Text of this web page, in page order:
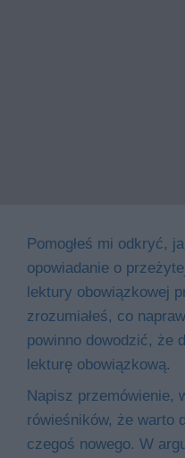
Pomogłeś mi odkryć,
opowiadanie o
lektury obowiązkowej
zrozumiałeś, co
powinno dowodzić, że
lekturę obowiązkową.
Napisz przemówienie,
rówieśników, że warto
czegoś nowego. W